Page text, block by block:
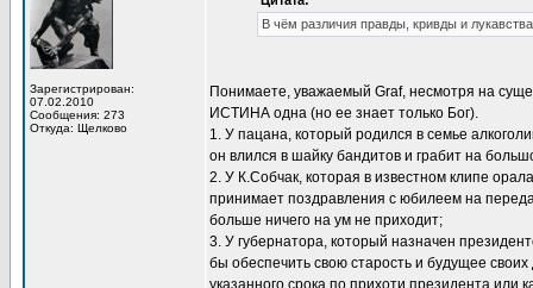
Зарегистрирован:
07.02.2010
Сообщения: 273
Откуда: Щелково
В чём различия правды, кривды и
Понимаете, уважаемый Graf, несмотря на
ИСТИНА одна (но ее знает только Бог).
1. У пацана, который родился в семье
он влился в шайку бандитов и грабит на
2. У К.Собчак, которая в известном клипе
принимает поздравления с юбилеем на
больше ничего на ум не приходит;
3. У губернатора, который назначен
бы обеспечить свою старость и будущее
указанного срока по прихоти президента или